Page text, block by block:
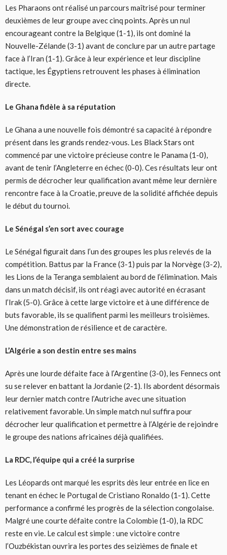
Les Pharaons ont réalisé un parcours maîtrisé pour terminer
deuxièmes de leur groupe avec cinq points. Après un nul
encourageant contre la Belgique (1-1), ils ont dominé la
Nouvelle-Zélande (3-1) avant de conclure par un autre partage
face à l’Iran (1-1). Grâce à leur expérience et leur discipline
tactique, les Égyptiens retrouvent les phases à élimination
directe.
Le Ghana fidèle à sa réputation
Le Ghana a une nouvelle fois démontré sa capacité à répondre
présent dans les grands rendez-vous. Les Black Stars ont
commencé par une victoire précieuse contre le Panama (1-0),
avant de tenir l’Angleterre en échec (0-0). Ces résultats leur ont
permis de décrocher leur qualification avant même leur dernière
rencontre face à la Croatie, preuve de la solidité affichée depuis
le début du tournoi.
Le Sénégal s’en sort avec courage
Le Sénégal figurait dans l’un des groupes les plus relevés de la
compétition. Battus par la France (3-1) puis par la Norvège (3-2),
les Lions de la Teranga semblaient au bord de l’élimination. Mais
dans un match décisif, ils ont réagi avec autorité en écrasant
l’Irak (5-0). Grâce à cette large victoire et à une différence de
buts favorable, ils se qualifient parmi les meilleurs troisièmes.
Une démonstration de résilience et de caractère.
L’Algérie a son destin entre ses mains
Après une lourde défaite face à l’Argentine (3-0), les Fennecs ont
su se relever en battant la Jordanie (2-1). Ils abordent désormais
leur dernier match contre l’Autriche avec une situation
relativement favorable. Un simple match nul suffira pour
décrocher leur qualification et permettre à l’Algérie de rejoindre
le groupe des nations africaines déjà qualifiées.
La RDC, l’équipe qui a créé la surprise
Les Léopards ont marqué les esprits dès leur entrée en lice en
tenant en échec le Portugal de Cristiano Ronaldo (1-1). Cette
performance a confirmé les progrès de la sélection congolaise.
Malgré une courte défaite contre la Colombie (1-0), la RDC
reste en vie. Le calcul est simple : une victoire contre
l’Ouzbékistan ouvrira les portes des seizièmes de finale et